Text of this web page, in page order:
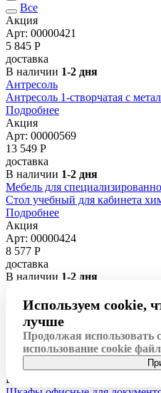
Все
Акция
Арт: 00000421
5 845 Р
доставка
В наличии 1-2 дня
Антресоль
Антресоль 1-створчатая с
Подробнее
Акция
Арт: 00000569
13 549 Р
доставка
В наличии 1-2 дня
Мебель для
Стол учебный для кабинета
Подробнее
Акция
Арт: 00000424
8 577 Р
доставка
В наличии 1-2 дня
Антресоль 2-створчатая
Акция
Арт: 00000431
12 069Р
доставка
В наличии
Используем cookie,
лучше
Продолжая использовать
использование cookie